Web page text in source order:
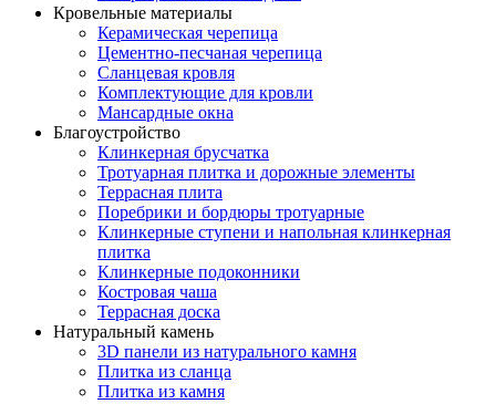
Кровельные материалы
Керамическая черепица
Цементно-песчаная черепица
Сланцевая кровля
Комплектующие для кровли
Мансардные окна
Благоустройство
Клинкерная брусчатка
Тротуарная плитка и дорожные элементы
Террасная плита
Поребрики и бордюры тротуарные
Клинкерные ступени и напольная клинкерная
плитка
Клинкерные подоконники
Костровая чаша
Террасная доска
Натуральный камень
3D панели из натурального камня
Плитка из сланца
Плитка из камня